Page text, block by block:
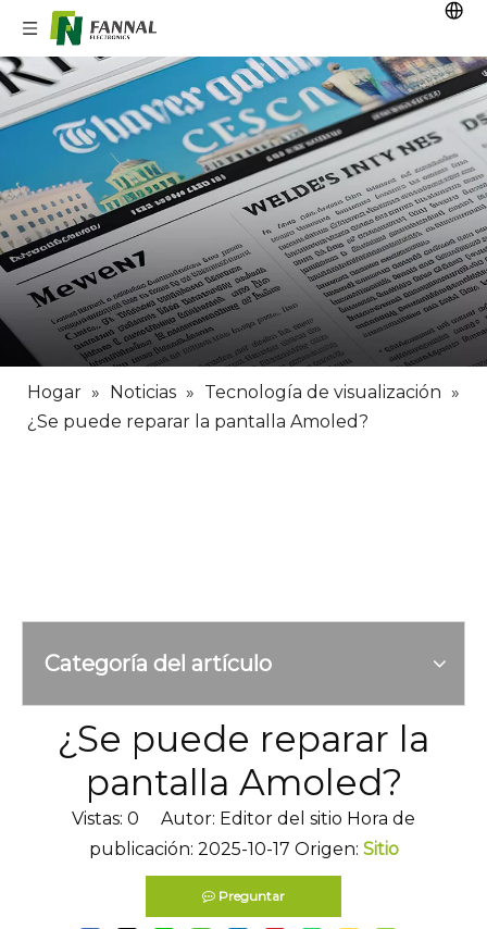
Hogar » Noticias » Tecnología de visualización »
¿Se puede reparar la pantalla Amoled?
Categoría del artículo
¿Se puede reparar la
pantalla Amoled?
Vistas: 0 Autor: Editor del sitio Hora de
publicación: 2025-10-17 Origen: Sitio
Preguntar